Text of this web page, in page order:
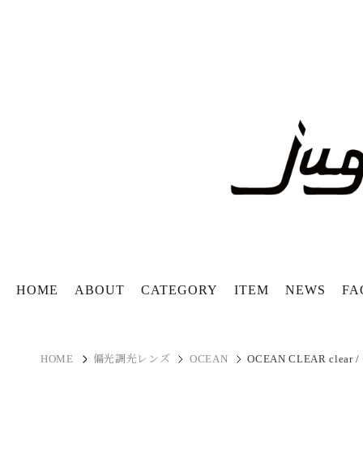
HOME ABOUT CATEGORY ITEM NEWS
HOME 偏光調光レンズ OCEAN OCEAN CLEAR clear